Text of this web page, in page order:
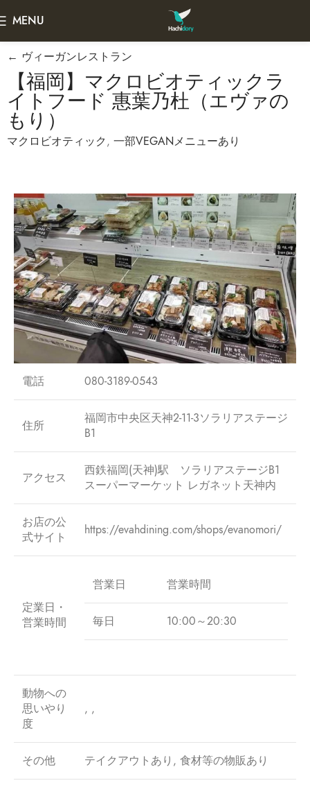
MENU
← ヴィーガンレストラン
【福岡】マクロビオティックラ
イトフード 惠葉乃杜（エヴァの
もり）
マクロビオティック, 一部VEGANメニューあり
電話 080-3189-0543
住所
福岡市中央区天神2-11-3ソラリアステージ
B1
アクセス
西鉄福岡(天神)駅 ソラリアステージB1
スーパーマーケット レガネット天神内
お店の公
式サイト
https://evahdining.com/shops/evanomori/
定業日・
営業時間
営業日 営業時間
毎日 10:00～20:30
動物への
思いやり
度
, ,
その他 テイクアウトあり, 食材等の物販あり